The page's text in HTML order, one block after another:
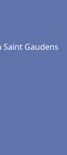
Gaudens